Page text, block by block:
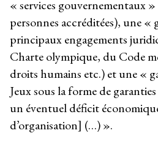
« services gouvernementaux
personnes accréditées), une «
principaux engagements
Charte olympique, du Code
droits humains etc.) et une «
Jeux sous la forme de
un éventuel déficit
d’organisation] (…) ».